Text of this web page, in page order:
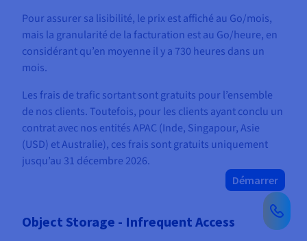
Pour assurer sa lisibilité, le prix est affiché au Go/mois,
mais la granularité de la facturation est au Go/heure, en
considérant qu’en moyenne il y a 730 heures dans un
mois.
Les frais de trafic sortant sont gratuits pour l’ensemble
de nos clients. Toutefois, pour les clients ayant conclu un
contrat avec nos entités APAC (Inde, Singapour, Asie
(USD) et Australie), ces frais sont gratuits uniquement
jusqu’au 31 décembre 2026.
Démarrer
Object Storage - Infrequent Access